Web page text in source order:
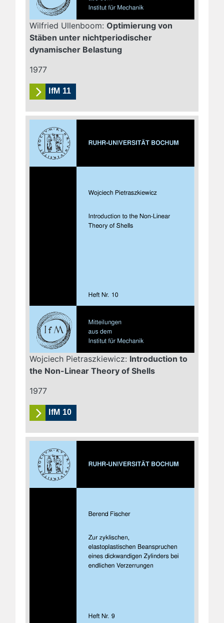
Wilfried Ullenboom: Optimierung von
Stäben unter nichtperiodischer
dynamischer Belastung
1977
IfM 11
Wojciech Pietraszkiewicz: Introduction to
the Non-Linear Theory of Shells
1977
IfM 10